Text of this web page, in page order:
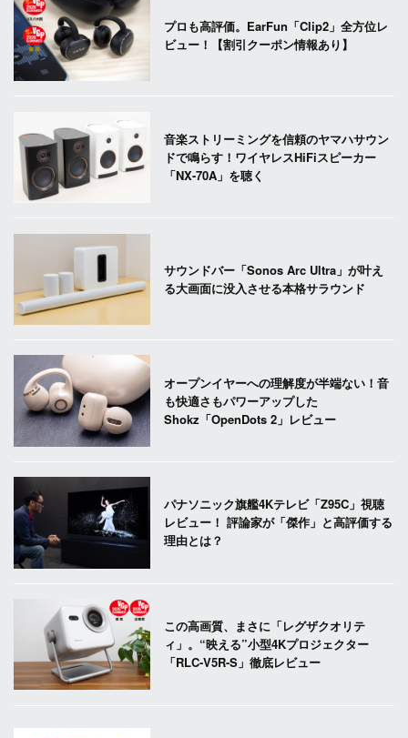
プロも高評価。EarFun「Clip2」全方位レ
ビュー！【割引クーポン情報あり】
音楽ストリーミングを信頼のヤマハサウン
ドで鳴らす！ワイヤレスHiFiスピーカー
「NX-70A」を聴く
サウンドバー「Sonos Arc Ultra」が叶え
る大画面に没入させる本格サラウンド
オープンイヤーへの理解度が半端ない！音
も快適さもパワーアップした
Shokz「OpenDots 2」レビュー
パナソニック旗艦4Kテレビ「Z95C」視聴
レビュー！ 評論家が「傑作」と高評価する
理由とは？
この高画質、まさに「レグザクオリテ
ィ」。“映える”小型4Kプロジェクター
「RLC-V5R-S」徹底レビュー